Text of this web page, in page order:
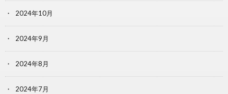
2024年10月
2024年9月
2024年8月
2024年7月